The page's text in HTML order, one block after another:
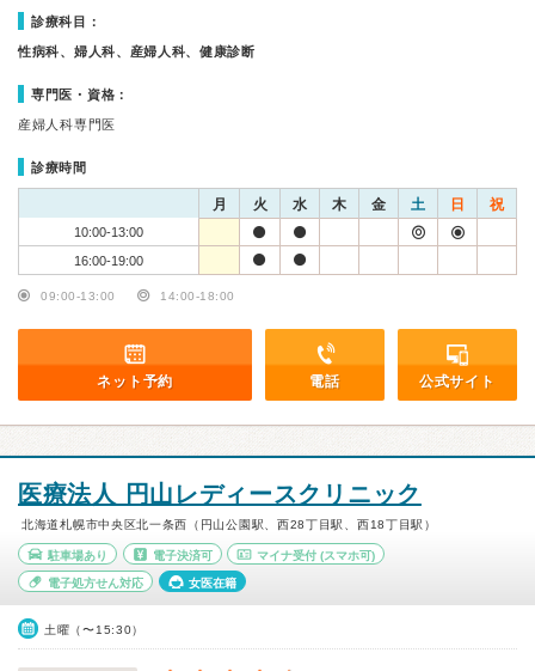
診療科目：
性病科、婦人科、産婦人科、健康診断
専門医・資格：
産婦人科専門医
診療時間
月 火 水 木 金 土 日 祝
10:00-13:00
16:00-19:00
09:00-13:00 14:00-18:00
ネット予約 電話 公式サイト
医療法人 円山レディースクリニック
北海道札幌市中央区北一条西（円山公園駅、西28丁目駅、西18丁目駅）
駐車場あり 電子決済可 マイナ受付 (スマホ可)
電子処方せん対応 女医在籍
土曜（〜15:30）